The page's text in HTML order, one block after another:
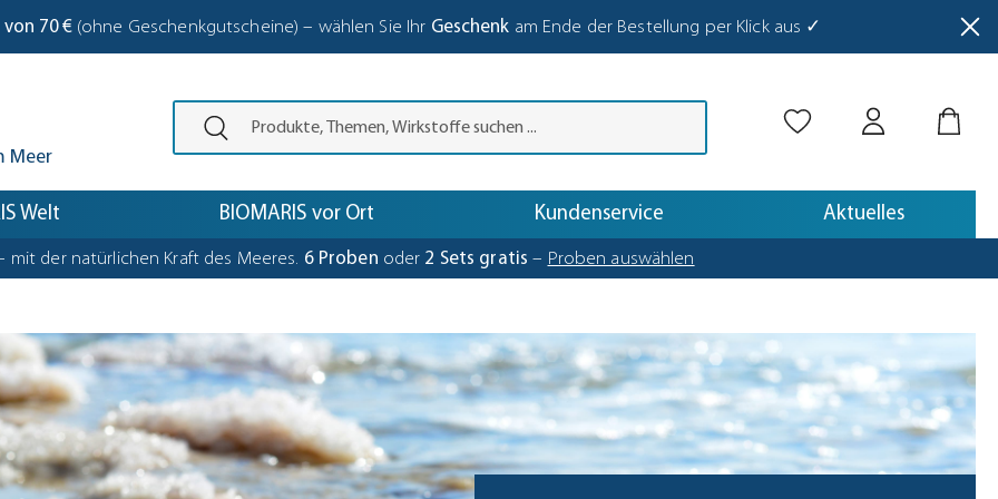
70 €(ohne Geschenkgutscheine) – wählen Sie Ihr Geschenk am Ende der Bestellung per Klick aus ✓
Meer
Den Suchbegriff eingeben und die Eingabetaste drücken.
Welt BIOMARIS vor Ort Kundenservice Aktuelles
mit der natürlichen Kraft des Meeres. 6 Proben oder 2 Sets gratis – Proben auswählen